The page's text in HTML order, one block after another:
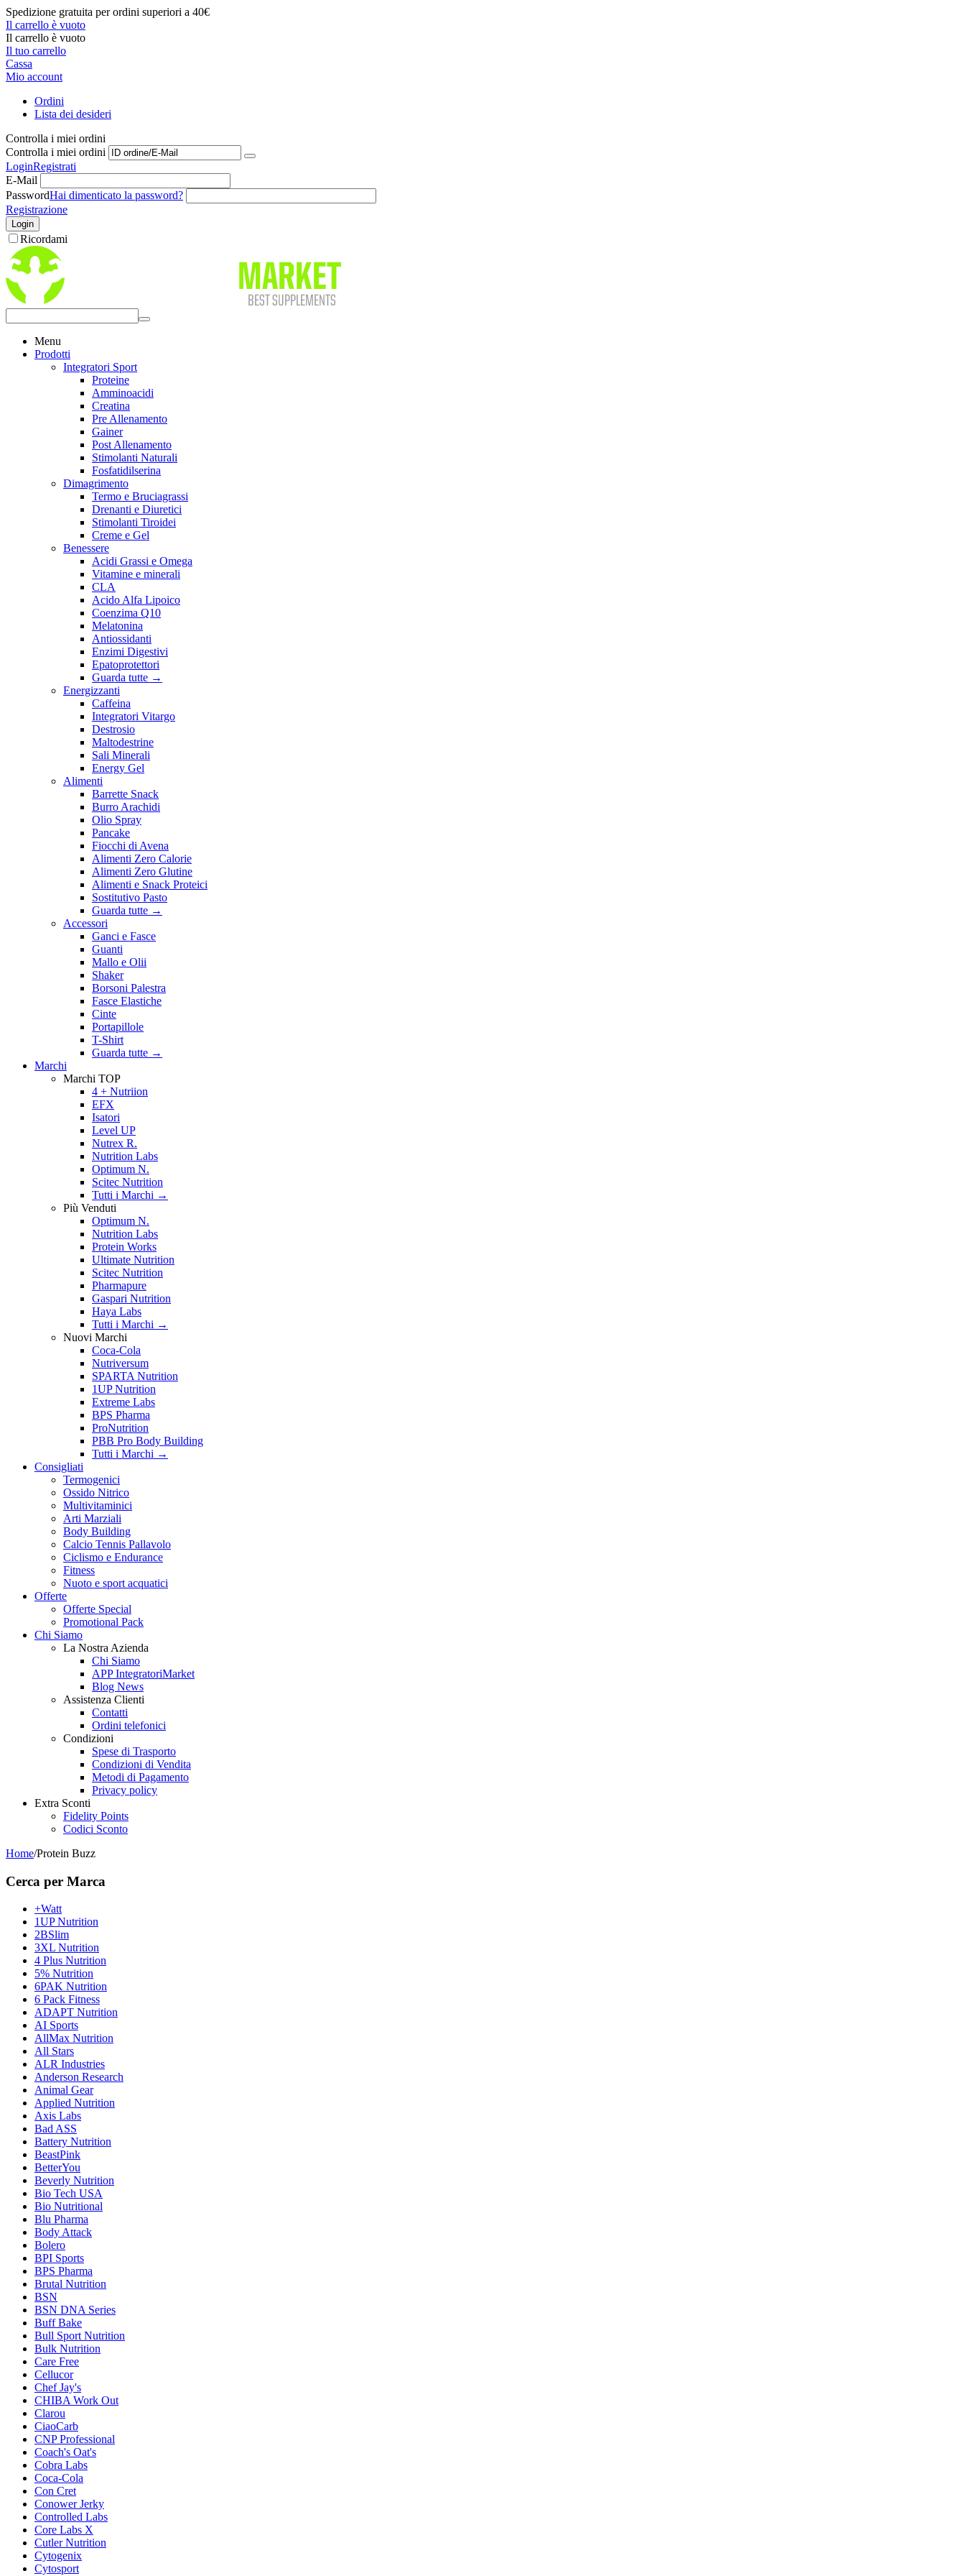
Spedizione gratuita per ordini superiori a 40€
Il carrello è vuoto
Il carrello è vuoto
Il tuo carrello
Cassa
Mio account
Ordini
Lista dei desideri
Controlla i miei ordini
Controlla i miei ordini
LoginRegistrati
E-Mail
PasswordHai dimenticato la password?
Registrazione
Login
Ricordami
Menu
Prodotti
Integratori Sport
Proteine
Amminoacidi
Creatina
Pre Allenamento
Gainer
Post Allenamento
Stimolanti Naturali
Fosfatidilserina
Dimagrimento
Termo e Bruciagrassi
Drenanti e Diuretici
Stimolanti Tiroidei
Creme e Gel
Benessere
Acidi Grassi e Omega
Vitamine e minerali
CLA
Acido Alfa Lipoico
Coenzima Q10
Melatonina
Antiossidanti
Enzimi Digestivi
Epatoprotettori
Guarda tutte →
Energizzanti
Caffeina
Integratori Vitargo
Destrosio
Maltodestrine
Sali Minerali
Energy Gel
Alimenti
Barrette Snack
Burro Arachidi
Olio Spray
Pancake
Fiocchi di Avena
Alimenti Zero Calorie
Alimenti Zero Glutine
Alimenti e Snack Proteici
Sostitutivo Pasto
Guarda tutte →
Accessori
Ganci e Fasce
Guanti
Mallo e Olii
Shaker
Borsoni Palestra
Fasce Elastiche
Cinte
Portapillole
T-Shirt
Guarda tutte →
Marchi
Marchi TOP
4 + Nutriion
EFX
Isatori
Level UP
Nutrex R.
Nutrition Labs
Optimum N.
Scitec Nutrition
Tutti i Marchi →
Più Venduti
Optimum N.
Nutrition Labs
Protein Works
Ultimate Nutrition
Scitec Nutrition
Pharmapure
Gaspari Nutrition
Haya Labs
Tutti i Marchi →
Nuovi Marchi
Coca-Cola
Nutriversum
SPARTA Nutrition
1UP Nutrition
Extreme Labs
BPS Pharma
ProNutrition
PBB Pro Body Building
Tutti i Marchi →
Consigliati
Termogenici
Ossido Nitrico
Multivitaminici
Arti Marziali
Body Building
Calcio Tennis Pallavolo
Ciclismo e Endurance
Fitness
Nuoto e sport acquatici
Offerte
Offerte Special
Promotional Pack
Chi Siamo
La Nostra Azienda
Chi Siamo
APP IntegratoriMarket
Blog News
Assistenza Clienti
Contatti
Ordini telefonici
Condizioni
Spese di Trasporto
Condizioni di Vendita
Metodi di Pagamento
Privacy policy
Extra Sconti
Fidelity Points
Codici Sconto
Home/Protein Buzz
Cerca per Marca
+Watt
1UP Nutrition
2BSlim
3XL Nutrition
4 Plus Nutrition
5% Nutrition
6PAK Nutrition
6 Pack Fitness
ADAPT Nutrition
AI Sports
AllMax Nutrition
All Stars
ALR Industries
Anderson Research
Animal Gear
Applied Nutrition
Axis Labs
Bad ASS
Battery Nutrition
BeastPink
BetterYou
Beverly Nutrition
Bio Tech USA
Bio Nutritional
Blu Pharma
Body Attack
Bolero
BPI Sports
BPS Pharma
Brutal Nutrition
BSN
BSN DNA Series
Buff Bake
Bull Sport Nutrition
Bulk Nutrition
Care Free
Cellucor
Chef Jay's
CHIBA Work Out
Clarou
CiaoCarb
CNP Professional
Coach's Oat's
Cobra Labs
Coca-Cola
Con Cret
Conower Jerky
Controlled Labs
Core Labs X
Cutler Nutrition
Cytogenix
Cytosport